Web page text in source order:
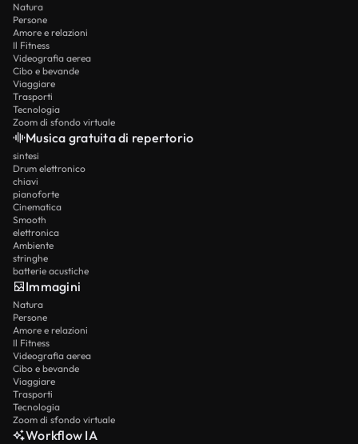
Natura
Persone
Amore e relazioni
Il Fitness
Videografia aerea
Cibo e bevande
Viaggiare
Trasporti
Tecnologia
Zoom di sfondo virtuale
Musica gratuita di repertorio
sintesi
Drum elettronico
chiavi
pianoforte
Cinematica
Smooth
elettronica
Ambiente
stringhe
batterie acustiche
Immagini
Natura
Persone
Amore e relazioni
Il Fitness
Videografia aerea
Cibo e bevande
Viaggiare
Trasporti
Tecnologia
Zoom di sfondo virtuale
Workflow IA